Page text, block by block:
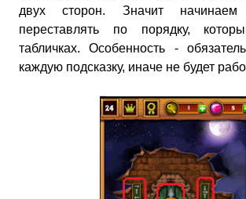
двух сторон. Значит начинаем
переставлять по порядку,
табличках. Особенность -
каждую подсказку, иначе не будет